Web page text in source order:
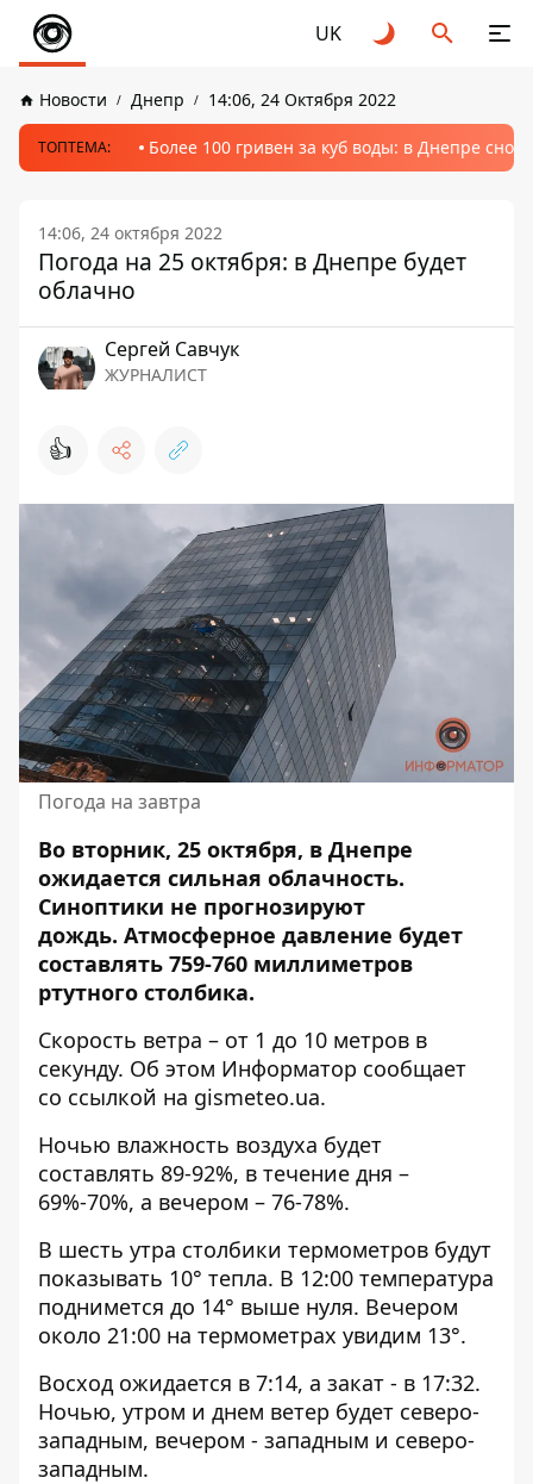
UK
Новости Днепр 14:06, 24 Октября 2022
ТОПТЕМА: Более 100 гривен за куб воды: в Днепре
14:06, 24 октября 2022
Погода на 25 октября: в Днепре будет
облачно
Сергей Савчук
ЖУРНАЛИСТ
👍
Погода на завтра
Во вторник, 25 октября, в Днепре
ожидается сильная облачность.
Синоптики не прогнозируют
дождь. Атмосферное давление будет
составлять 759-760 миллиметров
ртутного столбика.
Скорость ветра – от 1 до 10 метров в
секунду. Об этом Информатор сообщает
со ссылкой на gismeteo.ua.
Ночью влажность воздуха будет
составлять 89-92%, в течение дня –
69%-70%, а вечером – 76-78%.
В шесть утра столбики термометров будут
показывать 10° тепла. В 12:00 температура
поднимется до 14° выше нуля. Вечером
около 21:00 на термометрах увидим 13°.
Восход ожидается в 7:14, а закат - в 17:32.
Ночью, утром и днем ветер будет северо-
западным, вечером - западным и северо-
западным.